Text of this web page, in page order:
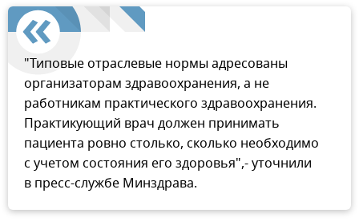
"Типовые отраслевые нормы адресованы
организаторам здравоохранения, а не
работникам практического здравоохранения.
Практикующий врач должен принимать
пациента ровно столько, сколько необходимо
с учетом состояния его здоровья",- уточнили
в пресс-службе Минздрава.